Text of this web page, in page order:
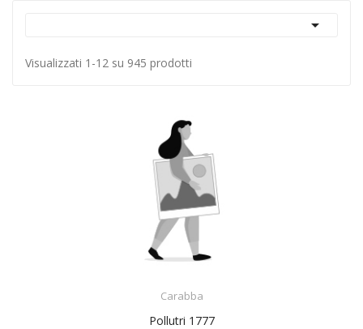

Visualizzati 1-12 su 945 prodotti
Carabba
Pollutri 1777